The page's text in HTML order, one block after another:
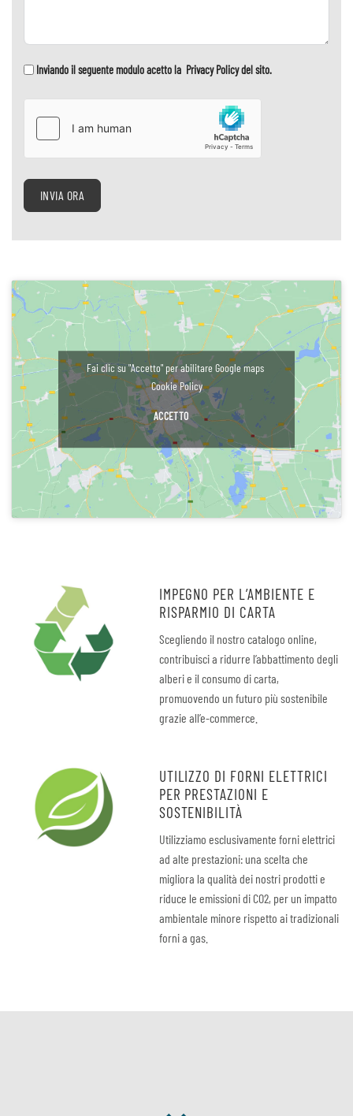
Inviando il seguente modulo acetto la Privacy Policy del sito.
INVIA ORA
Fai clic su "Accetto" per abilitare Google maps
Cookie Policy
ACCETTO
IMPEGNO PER L’AMBIENTE E
RISPARMIO DI CARTA
Scegliendo il nostro catalogo online,
contribuisci a ridurre l’abbattimento degli
alberi e il consumo di carta,
promuovendo un futuro più sostenibile
grazie all’e-commerce.
UTILIZZO DI FORNI ELETTRICI
PER PRESTAZIONI E
SOSTENIBILITÀ
Utilizziamo esclusivamente forni elettrici
ad alte prestazioni: una scelta che
migliora la qualità dei nostri prodotti e
riduce le emissioni di CO2, per un impatto
ambientale minore rispetto ai tradizionali
forni a gas.